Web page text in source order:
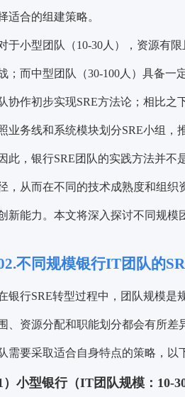
适合的组建策略。
于小型团队（10-30人），资源有
；而中型团队（30-100人）具备一
协作初步实现SRE方法论；相比之
业务线和系统模块划分SRE小组，
此，银行SRE团队的实践方法并
，从而在不同的技术成熟度和组织
新能力。本文将深入探讨不同规模
不同规模银行IT团队的
银行SRE转型过程中，团队规模是
、资源分配和职能划分都会有所差
需要采取适合自身特点的策略，以
）小型银行（IT团队规模：10-30